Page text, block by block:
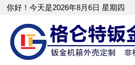
你好！今天是2026年8月6日 星期四